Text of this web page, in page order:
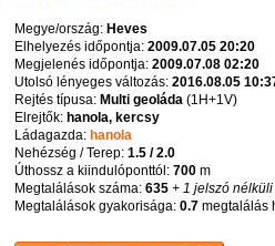
Megye/ország: Heves
Elhelyezés időpontja:2009.07.05 20:20
Megjelenés időpontja:2009.07.08 02:20
Utolsó lényeges változás:2016.08.05
Rejtés típusa: Multi geoláda (1H+1V)
Elrejtők: hanola, kercsy
Ládagazda: hanola
Nehézség / Terep:1.5 / 2.0
Úthossz a kiindulóponttól:700 m
Megtalálások száma:635 + 1 jelszó nélküli
Megtalálások gyakorisága:0.7 megtalálás